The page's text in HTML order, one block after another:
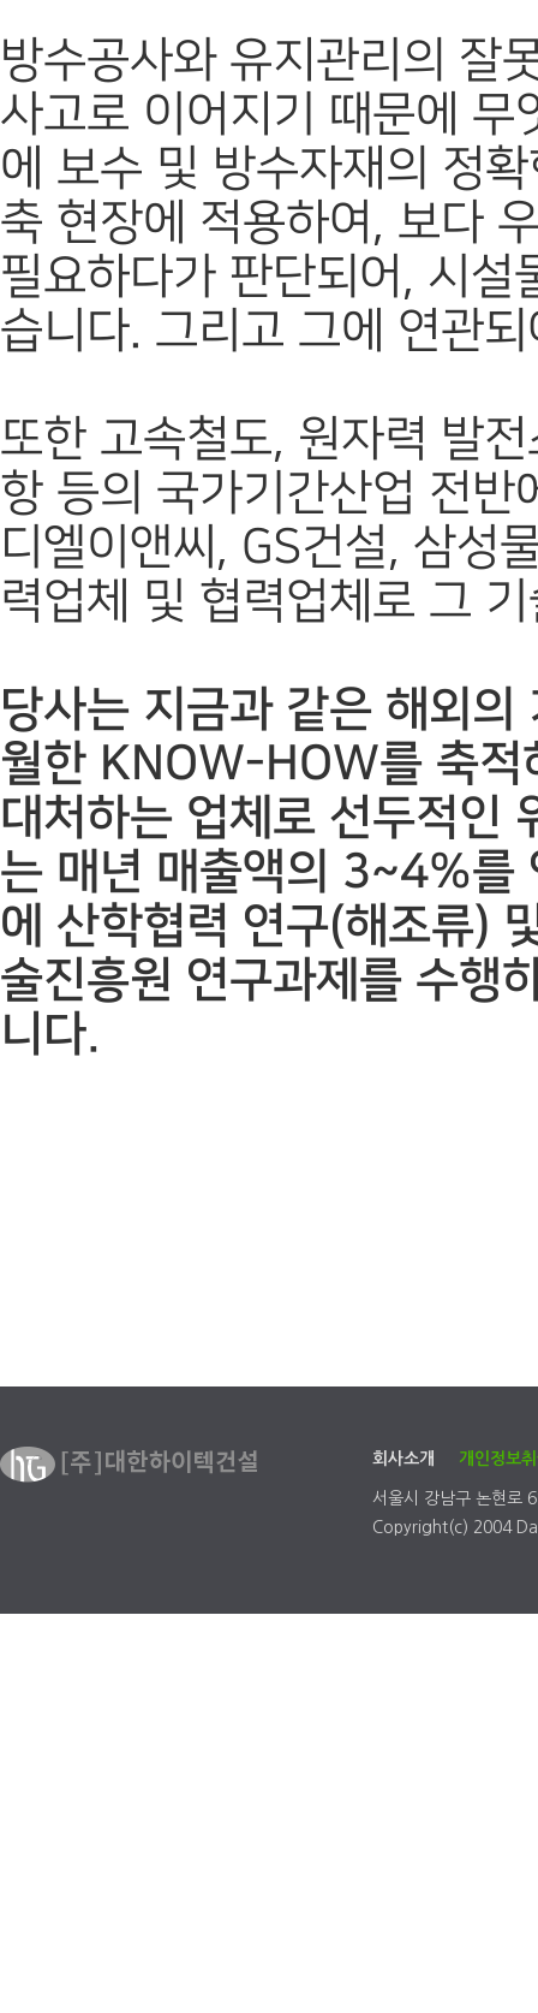
방수공사와 유지관리의 잘
사고로 이어지기 때문에 무
에 보수 및 방수자재의 정
축 현장에 적용하여, 보다
필요하다가 판단되어, 시
습니다. 그리고 그에 연관
또한 고속철도, 원자력 발
항 등의 국가기간산업 전
디엘이앤씨, GS건설, 삼성
력업체 및 협력업체로 그
당사는 지금과 같은 해외
월한 KNOW-HOW를 축적
대처하는 업체로 선두적인
는 매년 매출액의 3~4%를
에 산학협력 연구(해조류)
술진흥원 연구과제를 수행
니다.
회사소개 개인정보
서울시 강남구 논현로
Copyright(c) 2004